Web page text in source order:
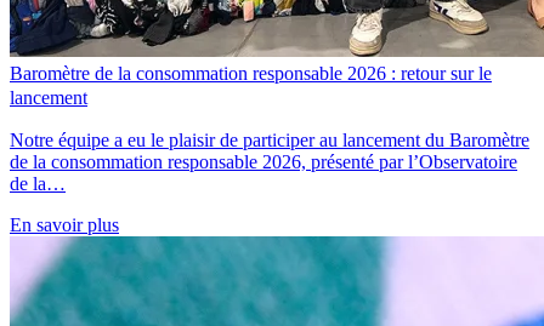
Baromètre de la consommation responsable 2026 : retour sur le
lancement
Notre équipe a eu le plaisir de participer au lancement du Baromètre
de la consommation responsable 2026, présenté par l’Observatoire
de la…
En savoir plus